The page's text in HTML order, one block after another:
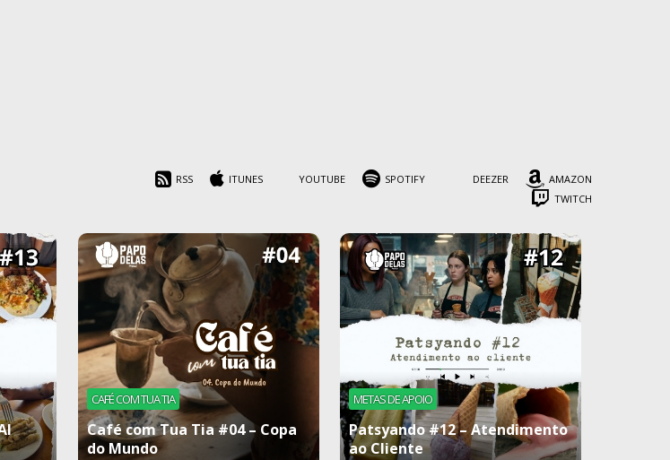
RSS ITUNES YOUTUBE SPOTIFY DEEZER
AMAZON
TWITCH
CAFÉ COM TUA TIA
Café com Tua Tia #04 – Copa
do Mundo
METAS DE APOIO
Patsyando #12 – Atendimento
ao Cliente